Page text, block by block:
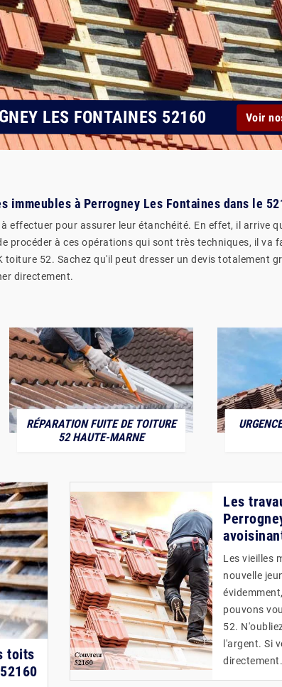
LES FONTAINES 52160 Voir
immeubles à Perrogney Les Fontaines dans le
effectuer pour assurer leur étanchéité. En effet, il arrive
procéder à ces opérations qui sont très techniques, il va
toiture 52. Sachez qu'il peut dresser un devis totalement
directement.
RÉPARATION FUITE DE TOITURE
52 HAUTE-MARNE
toits
Les
Les vieilles
nouvelle
pouvons
52.
l'argent. Si
directement.